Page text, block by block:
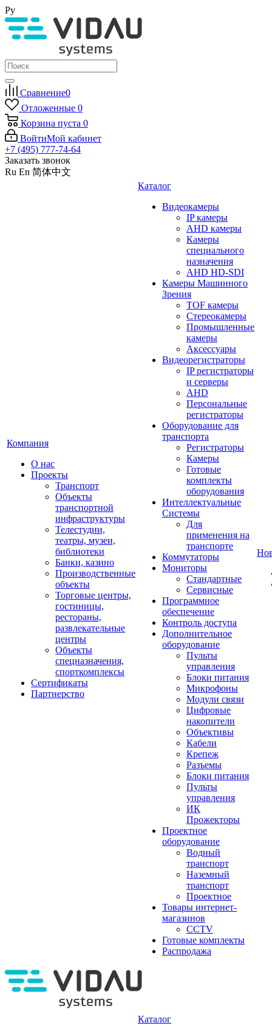
Ру
Сравнение0
Отложенные 0
Корзина пуста 0
ВойтиМой кабинет
+7 (495) 777-74-64
Заказать звонок
Ru En 简体中文
Компания
О нас
Проекты
Транспорт
Объекты
транспортной
инфраструктуры
Телестудии,
театры, музеи,
библиотеки
Банки, казино
Производственные
объекты
Торговые центры,
гостиницы,
рестораны,
развлекательные
центры
Объекты
спецназначения,
спорткомплексы
Сертификаты
Партнерство
Каталог
Видеокамеры
IP камеры
AHD камеры
Камеры
специального
назначения
AHD HD-SDI
Камеры Машинного
Зрения
TOF камеры
Стереокамеры
Промышленные
камеры
Аксессуары
Видеорегистраторы
IP регистраторы
и серверы
AHD
Персональные
регистраторы
Оборудование для
транспорта
Регистраторы
Камеры
Готовые
комплекты
оборудования
Интеллектуальные
Системы
Для
применения на
транспорте
Коммутаторы
Мониторы
Стандартные
Сервисные
Программное
обеспечение
Контроль доступа
Дополнительное
оборудование
Пульты
управления
Блоки питания
Микрофоны
Модули связи
Цифровые
накопители
Объективы
Кабели
Крепеж
Разъемы
Блоки питания
Пульты
управления
ИК
Прожекторы
Проектное
оборудование
Водный
транспорт
Наземный
транспорт
Проектное
Товары интернет-
магазинов
CCTV
Готовые комплекты
Распродажа
Каталог